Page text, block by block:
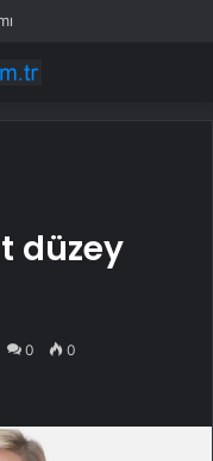
düzey
0 0